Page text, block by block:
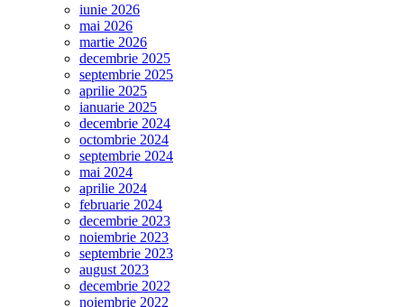
iunie 2026
mai 2026
martie 2026
decembrie 2025
septembrie 2025
aprilie 2025
ianuarie 2025
decembrie 2024
octombrie 2024
septembrie 2024
mai 2024
aprilie 2024
februarie 2024
decembrie 2023
noiembrie 2023
septembrie 2023
august 2023
decembrie 2022
noiembrie 2022